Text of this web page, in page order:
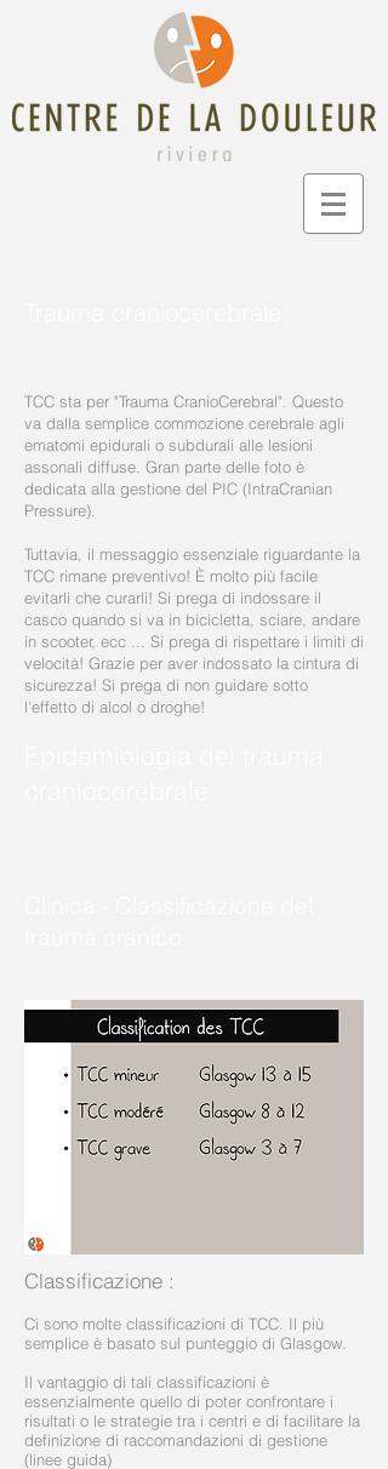
TCC sta per "Trauma CranioCerebral". Questo
va dalla semplice commozione cerebrale agli
ematomi epidurali o subdurali alle lesioni
assonali diffuse. Gran parte delle foto è
dedicata alla gestione del PIC (IntraCranian
Pressure).
Tuttavia, il messaggio essenziale riguardante la
TCC rimane preventivo! È molto più facile
evitarli che curarli! Si prega di indossare il
casco quando si va in bicicletta, sciare, andare
in scooter, ecc ... Si prega di rispettare i limiti di
velocità! Grazie per aver indossato la cintura di
sicurezza! Si prega di non guidare sotto
l'effetto di alcol o droghe!
Classificazione :
Ci sono molte classificazioni di TCC. Il più
semplice è basato sul punteggio di Glasgow.
Il vantaggio di tali classificazioni è
essenzialmente quello di poter confrontare i
risultati o le strategie tra i centri e di facilitare la
definizione di raccomandazioni di gestione
(linee guida)